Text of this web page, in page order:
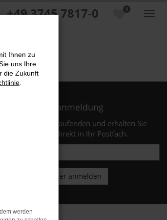
0
+49 3745 7817-0
Newsletteranmeldung
stets auf dem Laufenden und erhalten Sie
direkt in Ihr Postfach.
Ihnen zu
uns Ihre
die Zukunft
werden